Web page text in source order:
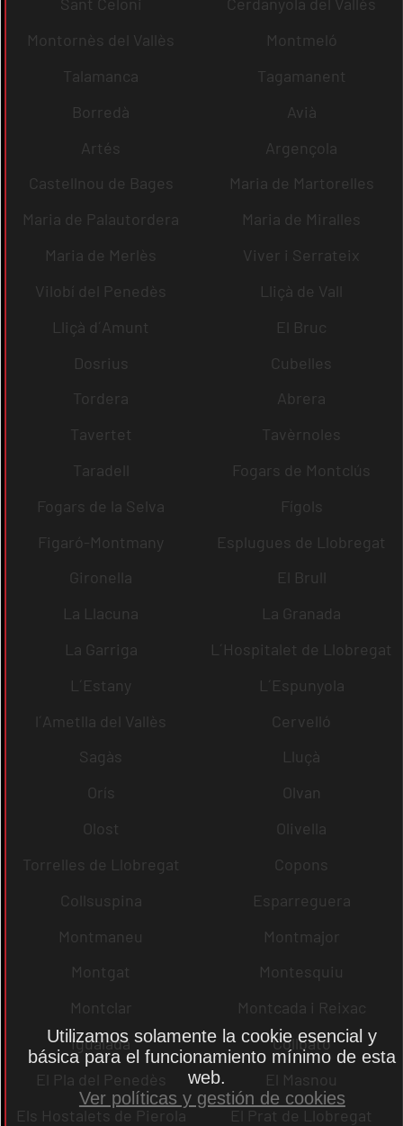
Montornès del Vallès
Montmeló
Talamanca
Tagamanent
Borredà
Avià
Artés
Argençola
Castellnou de Bages
Maria de Martorelles
Maria de Palautordera
Maria de Miralles
Maria de Merlès
Viver i Serrateix
Vilobí del Penedès
Lliçà de Vall
Lliçà d´Amunt
El Bruc
Dosrius
Cubelles
Tordera
Abrera
Tavertet
Tavèrnoles
Taradell
Fogars de Montclús
Fogars de la Selva
Fígols
Figaró-Montmany
Esplugues de Llobregat
Gironella
El Brull
La Llacuna
La Granada
La Garriga
L´Hospitalet de Llobregat
L´Estany
L´Espunyola
l´Ametlla del Vallès
Cervelló
Sagàs
Lluçà
Orís
Olvan
Olost
Olivella
Torrelles de Llobregat
Copons
Collsuspina
Esparreguera
Montmaneu
Montmajor
Montgat
Montesquiu
Montclar
Montcada i Reixac
Igualada
Collbató
El Pla del Penedès
El Masnou
Els Hostalets de Pierola
El Prat de Llobregat
Utilizamos solamente la cookie esencial y
básica para el funcionamiento mínimo de esta
web.
Ver políticas y gestión de cookies